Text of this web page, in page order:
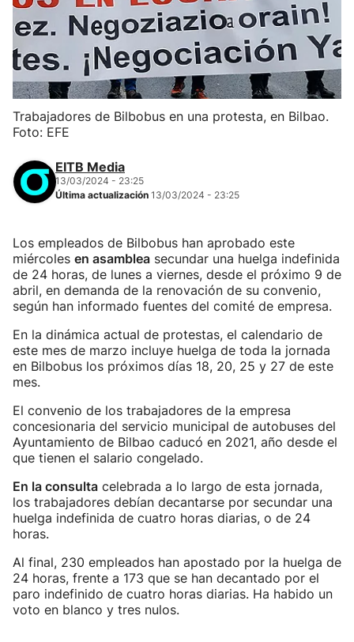
Trabajadores de Bilbobus en una protesta, en Bilbao.
Foto: EFE
EITB Media
13/03/2024 - 23:25
Última actualización 13/03/2024 - 23:25
Los empleados de Bilbobus han aprobado este
miércoles en asamblea secundar una huelga indefinida
de 24 horas, de lunes a viernes, desde el próximo 9 de
abril, en demanda de la renovación de su convenio,
según han informado fuentes del comité de empresa.
En la dinámica actual de protestas, el calendario de
este mes de marzo incluye huelga de toda la jornada
en Bilbobus los próximos días 18, 20, 25 y 27 de este
mes.
El convenio de los trabajadores de la empresa
concesionaria del servicio municipal de autobuses del
Ayuntamiento de Bilbao caducó en 2021, año desde el
que tienen el salario congelado.
En la consulta celebrada a lo largo de esta jornada,
los trabajadores debían decantarse por secundar una
huelga indefinida de cuatro horas diarias, o de 24
horas.
Al final, 230 empleados han apostado por la huelga de
24 horas, frente a 173 que se han decantado por el
paro indefinido de cuatro horas diarias. Ha habido un
voto en blanco y tres nulos.